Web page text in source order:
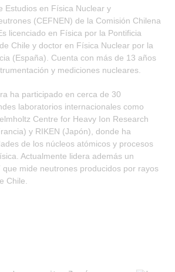
Estudios en Física Nuclear y
(CEFNEN) de la Comisión Chilena
licenciado en Física por la Pontificia
Chile y doctor en Física Nuclear por la
(España). Cuenta con más de 13 años
y mediciones nucleares.
ha participado en cerca de 30
laboratorios internacionales como
Centre for Heavy Ion Research
y RIKEN (Japón), donde ha
de los núcleos atómicos y procesos
Actualmente lidera además un
que mide neutrones producidos por rayos
Chile.